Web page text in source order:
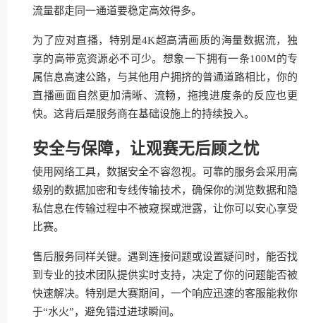
流量都走同一通道要稳定高效得多。
为了应对直播，特别是4K超高清画质的海量数据流，独
享的高带宽资源必不可少。想象一下拥有一条100M的专
属信息高速公路，与其他用户拥挤的普通道路相比，你的
直播画面自然更加清晰、流畅，拖拽进度条的反应也更
快。这背后是服务商在基础设施上的持续投入。
安全与保障，让观赛无后顾之忧
使用网络工具，数据安全不容忽视。可靠的服务会采用高
级别的数据加密和专线传输技术，确保你的浏览数据和隐
私信息在传输过程中不被窥探或泄露，让你可以安心享受
比赛。
售后服务同样关键。遇到连接问题或设置疑问时，能否找
到专业的技术团队提供实时支持，决定了你的问题能否被
快速解决。特别是大赛期间，一个响应迅速的客服能救你
于“水火”，避免错过进球瞬间。